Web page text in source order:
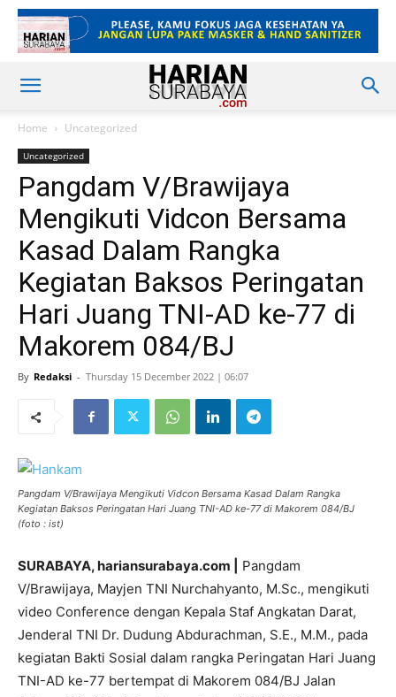
Home Uncategorized
Uncategorized
Pangdam V/Brawijaya
Mengikuti Vidcon Bersama
Kasad Dalam Rangka
Kegiatan Baksos Peringatan
Hari Juang TNI-AD ke-77 di
Makorem 084/BJ
By Redaksi - Thursday 15 December 2022 | 06:07
Pangdam V/Brawijaya Mengikuti Vidcon Bersama Kasad Dalam Rangka
Kegiatan Baksos Peringatan Hari Juang TNI-AD ke-77 di Makorem 084/BJ
(foto : ist)
SURABAYA, hariansurabaya.com |
Pangdam
V/Brawijaya, Mayjen TNI Nurchahyanto, M.Sc., mengikuti
video Conference dengan Kepala Staf Angkatan Darat,
Jenderal TNI Dr. Dudung Abdurachman, S.E., M.M., pada
kegiatan Bakti Sosial dalam rangka Peringatan Hari Juang
TNI-AD ke-77 bertempat di Makorem 084/BJ Jalan